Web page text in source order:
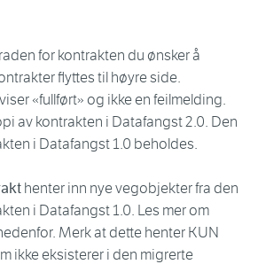
for kontrakten du ønsker å
flyttes til høyre side.
«fullført» og ikke en feilmelding.
av kontrakten i Datafangst 2.0. Den
i Datafangst 1.0 beholdes.
henter inn nye vegobjekter fra den
i Datafangst 1.0. Les mer om
Merk at dette henter KUN
ikke eksisterer i den migrerte